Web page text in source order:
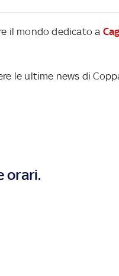
il mondo dedicato a
le ultime news di
orari.